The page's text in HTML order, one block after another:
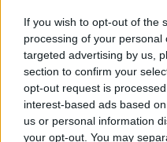
If you wish to opt-out of the
processing of your
targeted advertising by us,
section to confirm your
opt-out request is
interest-based ads based
us or personal information
your opt-out. You may
Johnson, da Trump a Biden
L'AUKUS e il Quad
Biden, primo presidente
Papa Bergoglio vedrà Viktor
Bennet, un giorno in attesa
Il ritorno dei talebani
​La lenta agonia del Libano
Sudafrica, è allarme